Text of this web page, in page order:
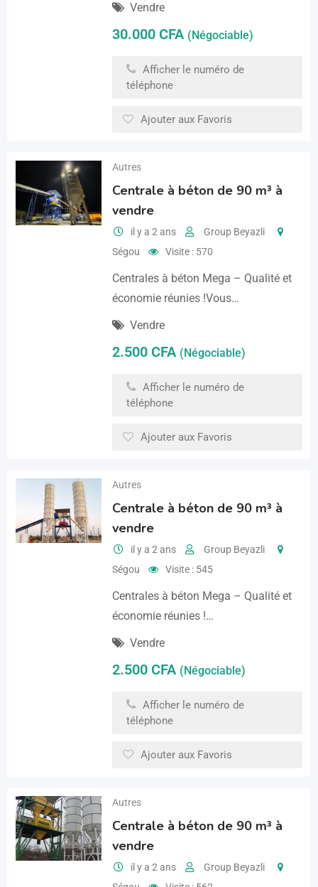
Vendre
30.000 CFA (Négociable)
Afficher le numéro de
téléphone
Ajouter aux Favoris
Autres
Centrale à béton de 90 m³ à
vendre
il y a 2 ans
Group Beyazli
Ségou
Visite : 570
Centrales à béton Mega – Qualité et
économie réunies !Vous…
Vendre
2.500 CFA (Négociable)
Afficher le numéro de
téléphone
Ajouter aux Favoris
Autres
Centrale à béton de 90 m³ à
vendre
il y a 2 ans
Group Beyazli
Ségou
Visite : 545
Centrales à béton Mega – Qualité et
économie réunies !…
Vendre
2.500 CFA (Négociable)
Afficher le numéro de
téléphone
Ajouter aux Favoris
Autres
Centrale à béton de 90 m³ à
vendre
il y a 2 ans
Group Beyazli